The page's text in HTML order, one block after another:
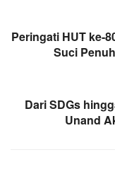
Peringati HUT ke-
Suci
Dari SDGs
Unand